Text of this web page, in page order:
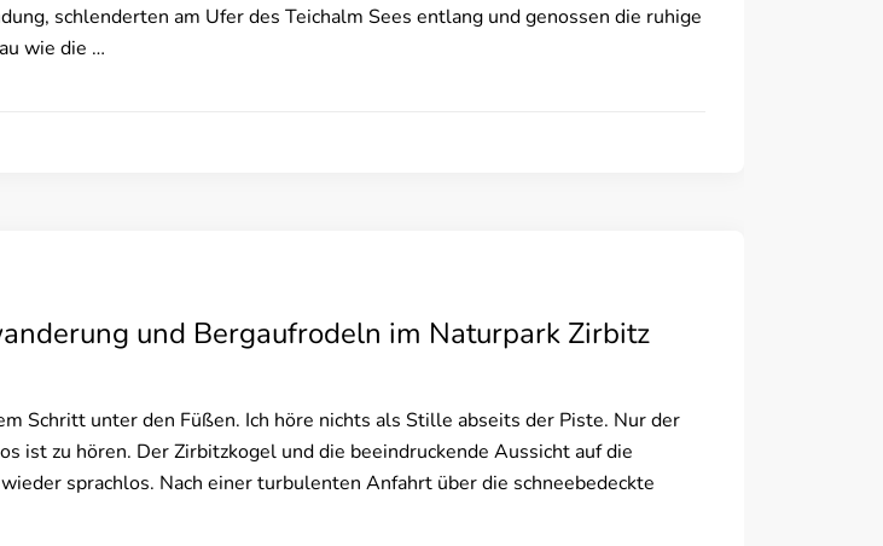
schlenderten am Ufer des Teichalm Sees entlang und genossen die ruhige
wie die …
und Bergaufrodeln im Naturpark Zirbitz
Schritt unter den Füßen. Ich höre nichts als Stille abseits der Piste. Nur der
ist zu hören. Der Zirbitzkogel und die beeindruckende Aussicht auf die
sprachlos. Nach einer turbulenten Anfahrt über die schneebedeckte